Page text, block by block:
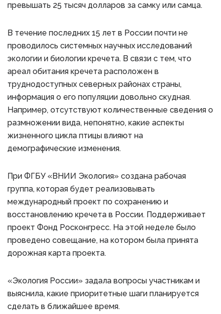
превышать 25 тысяч долларов за самку или самца.
В течение последних 15 лет в России почти не
проводилось системных научных исследований
экологии и биологии кречета. В связи с тем, что
ареал обитания кречета расположен в
труднодоступных северных районах страны,
информация о его популяции довольно скудная.
Например, отсутствуют количественные сведения о
размножении вида, непонятно, какие аспекты
жизненного цикла птицы влияют на
демографические изменения.
При ФГБУ «ВНИИ Экология» создана рабочая
группа, которая будет реализовывать
международный проект по сохранению и
восстановлению кречета в России. Поддерживает
проект Фонд Росконгресс. На этой неделе было
проведено совещание, на котором была принята
дорожная карта проекта.
«Экология России» задала вопросы участникам и
выяснила, какие приоритетные шаги планируется
сделать в ближайшее время.